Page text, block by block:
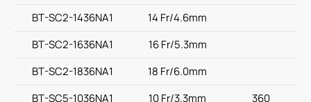
BT-SC2-1436NA1
14 Fr/4.6mm
BT-SC2-1636NA1
16 Fr/5.3mm
BT-SC2-1836NA1
18 Fr/6.0mm
BT-SC5-1036NA1
10 Fr/3.3mm 360